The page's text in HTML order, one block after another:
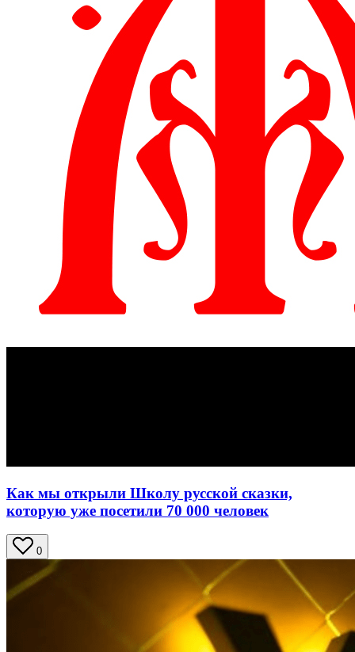
Как мы открыли Школу русской сказки,
которую уже посетили 70 000 человек
0